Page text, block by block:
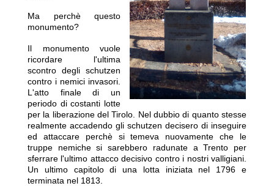
Ma perchè questo
monumento?
Il monumento vuole
ricordare l'ultima
scontro degli schutzen
contro i nemici invasori.
L'atto finale di un
periodo di costanti lotte
per la liberazione del Tirolo. Nel dubbio di quanto stesse
realmente accadendo gli schutzen decisero di inseguire
ed attaccare perchè si temeva nuovamente che le
truppe nemiche si sarebbero radunate a Trento per
sferrare l'ultimo attacco decisivo contro i nostri valligiani.
Un ultimo capitolo di una lotta iniziata nel 1796 e
terminata nel 1813.